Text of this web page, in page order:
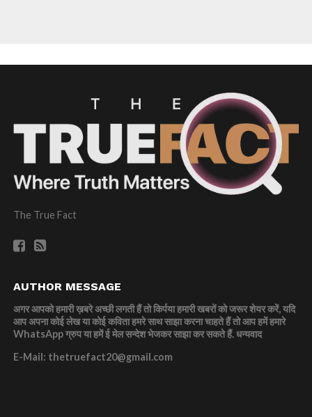
The True Fact
AUTHOR MESSAGE
अगर आपको हमारी ख़बरे अच्छी लगती हैं तो किर्पया हमारी खबरों को जरूर शेयर करें, यदि
आप अपना कोई लेख या कोई कविता हमरे साथ साझा करना चाहते हैं तो आप हमें हमारे
WhatsApp ग्रुप या हमें ई मेल सन्देश भेजकर साझा कर सकते हैं.धन्यवाद
E-Mail: thetruefact20@gmail.com